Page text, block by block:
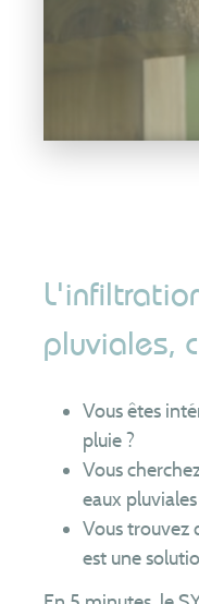
Assainissement
Rejets non
RPQS
Rapports d’activité
Organisation du
Actualités
pluviales,
Vous êtes
pluie ?
Vous
eaux pluviales
Vous trouvez
est une